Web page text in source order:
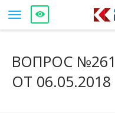
ВОПРОС
ОТ 06.05.2018